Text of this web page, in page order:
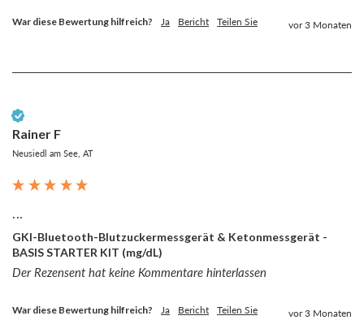
War diese Bewertung hilfreich? Ja Bericht Teilen Sie vor 3 Monaten
Rainer F
Neusiedl am See, AT
...
GKI-Bluetooth-Blutzuckermessgerät & Ketonmessgerät -
BASIS STARTER KIT (mg/dL)
Der Rezensent hat keine Kommentare hinterlassen
War diese Bewertung hilfreich? Ja Bericht Teilen Sie vor 3 Monaten